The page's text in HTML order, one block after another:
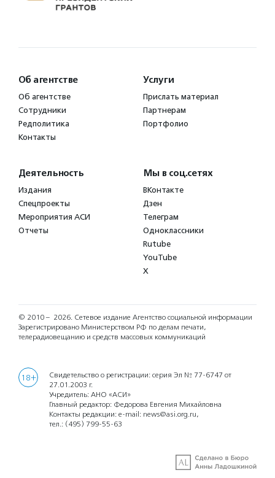
Об агентстве
Об агентстве
Сотрудники
Редполитика
Контакты
Услуги
Прислать материал
Партнерам
Портфолио
Деятельность
Издания
Спецпроекты
Мероприятия АСИ
Отчеты
Мы в соц.сетях
ВКонтакте
Дзен
Телеграм
Одноклассники
Rutube
YouTube
X
© 2010 – 2026. Сетевое издание Агентство социальной информации
Зарегистрировано Министерством РФ по делам печати,
телерадиовещанию и средств массовых коммуникаций
18+
Свидетельство о регистрации: серия Эл № 77-6747 от
27.01.2003 г.
Учредитель: АНО «АСИ»
Главный редактор: Федорова Евгения Михайловна
Контакты редакции: e-mail: news@asi.org.ru,
тел.: (495) 799-55-63